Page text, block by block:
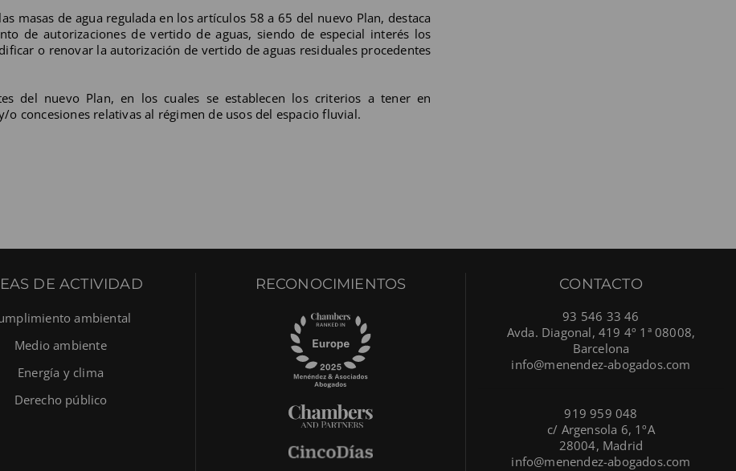
masas de agua regulada en los artículos 58 a 65 del nuevo Plan, destaca
de autorizaciones de vertido de aguas, siendo de especial interés los
o renovar la autorización de vertido de aguas residuales procedentes
del nuevo Plan, en los cuales se establecen los criterios a tener en
concesiones relativas al régimen de usos del espacio fluvial.
DE ACTIVIDAD
ambiental
Medio ambiente
Energía y clima
Derecho público
RECONOCIMIENTOS CONTACTO
93 546 33 46
Avda. Diagonal, 419 4º 1ª 08008,
Barcelona
info@menendez-abogados.com
919 959 048
c/ Argensola 6, 1ºA
28004, Madrid
info@menendez-abogados.com